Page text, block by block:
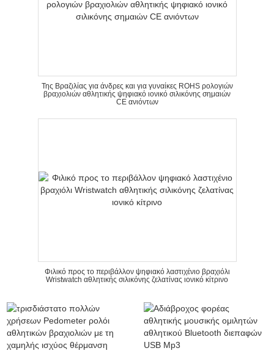
Της Βραζιλίας για άνδρες και για γυναίκες ROHS ρολογιών
βραχιολιών αθλητικής ψηφιακό ιονικό σιλικόνης σημαιών
CE ανιόντων
Φιλικό προς το περιβάλλον ψηφιακό λαστιχένιο βραχιόλι
Wristwatch αθλητικής σιλικόνης ζελατίνας ιονικό κίτρινο